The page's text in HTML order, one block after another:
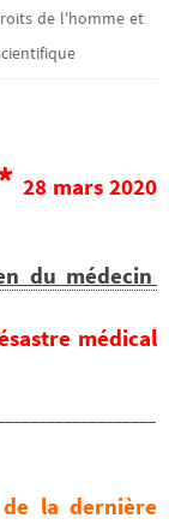
de l'homme et
28 mars 2020
du médecin
médical
la dernière